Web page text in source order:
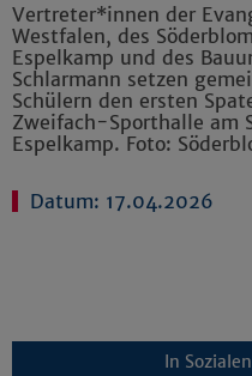
Vertreter*innen der
Westfalen, des
Espelkamp und des
Schlarmann setzen
Schülern den ersten
Zweifach-Sporthalle am
Espelkamp. Foto:
Datum: 17.04.2026
In